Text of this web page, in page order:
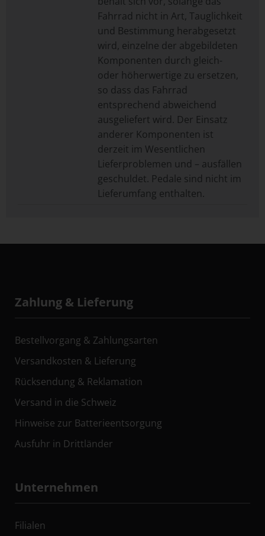
Fahrrad nicht in Art, Tauglichkeit
und Bestimmung herabgesetzt
wird, einzelne der abgebildeten
Komponenten durch gleich-
oder höherwertige zu ersetzen,
so dass das Fahrrad
entsprechend abweichend
ausgeliefert wird. Der Einsatz
anderer Komponenten ist
derzeit im Wesentlichen
Lieferproblemen und – ausfällen
geschuldet. Pedale sind nicht im
Lieferumfang enthalten.
Zahlung & Lieferung
Bestellvorgang & Zahlungsarten
Versandkosten & Lieferung
Rücksendung & Reklamation
Versand in die Schweiz
Hinweise zur Batterieentsorgung
Ausfuhr in Drittländer
Unternehmen
Filialen